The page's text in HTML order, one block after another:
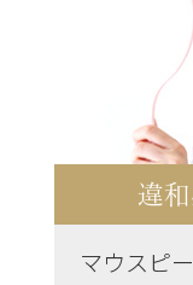
違
マウスピ